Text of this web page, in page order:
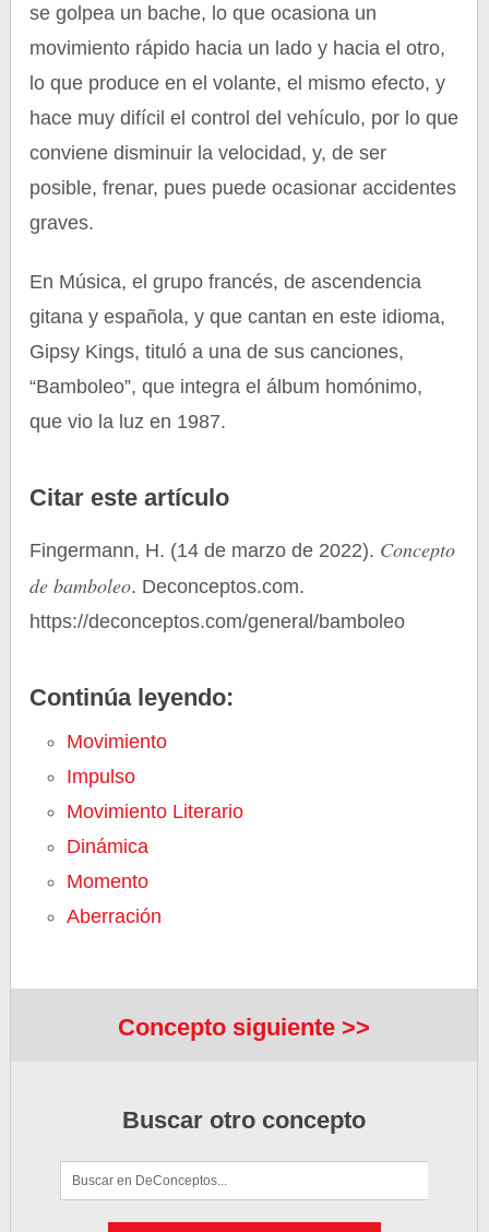
se golpea un bache, lo que ocasiona un
movimiento rápido hacia un lado y hacia el otro,
lo que produce en el volante, el mismo efecto, y
hace muy difícil el control del vehículo, por lo que
conviene disminuir la velocidad, y, de ser
posible, frenar, pues puede ocasionar accidentes
graves.
En Música, el grupo francés, de ascendencia
gitana y española, y que cantan en este idioma,
Gipsy Kings, tituló a una de sus canciones,
“Bamboleo”, que integra el álbum homónimo,
que vio la luz en 1987.
Citar este artículo
Fingermann, H. (14 de marzo de 2022). Concepto
de bamboleo. Deconceptos.com.
https://deconceptos.com/general/bamboleo
Continúa leyendo:
Movimiento
Impulso
Movimiento Literario
Dinámica
Momento
Aberración
Concepto siguiente >>
Buscar otro concepto